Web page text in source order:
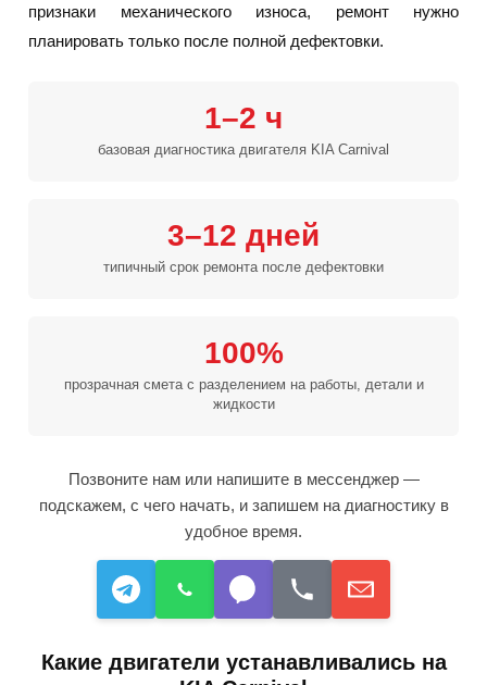
признаки механического износа, ремонт нужно
планировать только после полной дефектовки.
1–2 ч
базовая диагностика двигателя KIA Carnival
3–12 дней
типичный срок ремонта после дефектовки
100%
прозрачная смета с разделением на работы, детали и
жидкости
Позвоните нам или напишите в мессенджер —
подскажем, с чего начать, и запишем на диагностику в
удобное время.
Какие двигатели устанавливались на